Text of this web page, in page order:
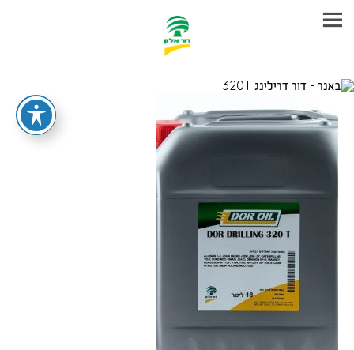
מעבר
לתוכן
הראשי